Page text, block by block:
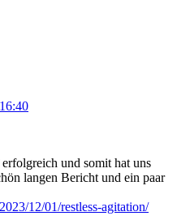
und somit hat uns
langen Bericht und ein paar
12/01/restless-agitation/